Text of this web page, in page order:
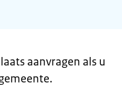
aanvragen als u